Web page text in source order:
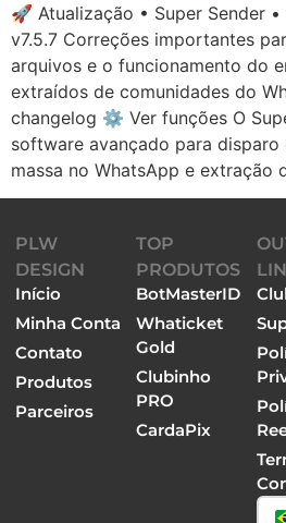
🚀 Atualização • Super Sender •
v7.5.7 Correções importantes
arquivos e o funcionamento do
extraídos de comunidades do
changelog ⚙️ Ver funções O
software avançado para disparo
massa no WhatsApp e extração
PLW
DESIGN
Início
Minha Conta
Contato
Produtos
Parceiros
TOP
PRODUTOS
BotMasterID
Whaticket
Gold
Clubinho
PRO
CardaPix